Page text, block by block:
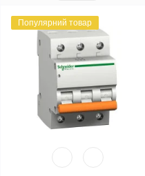
Популярний товар